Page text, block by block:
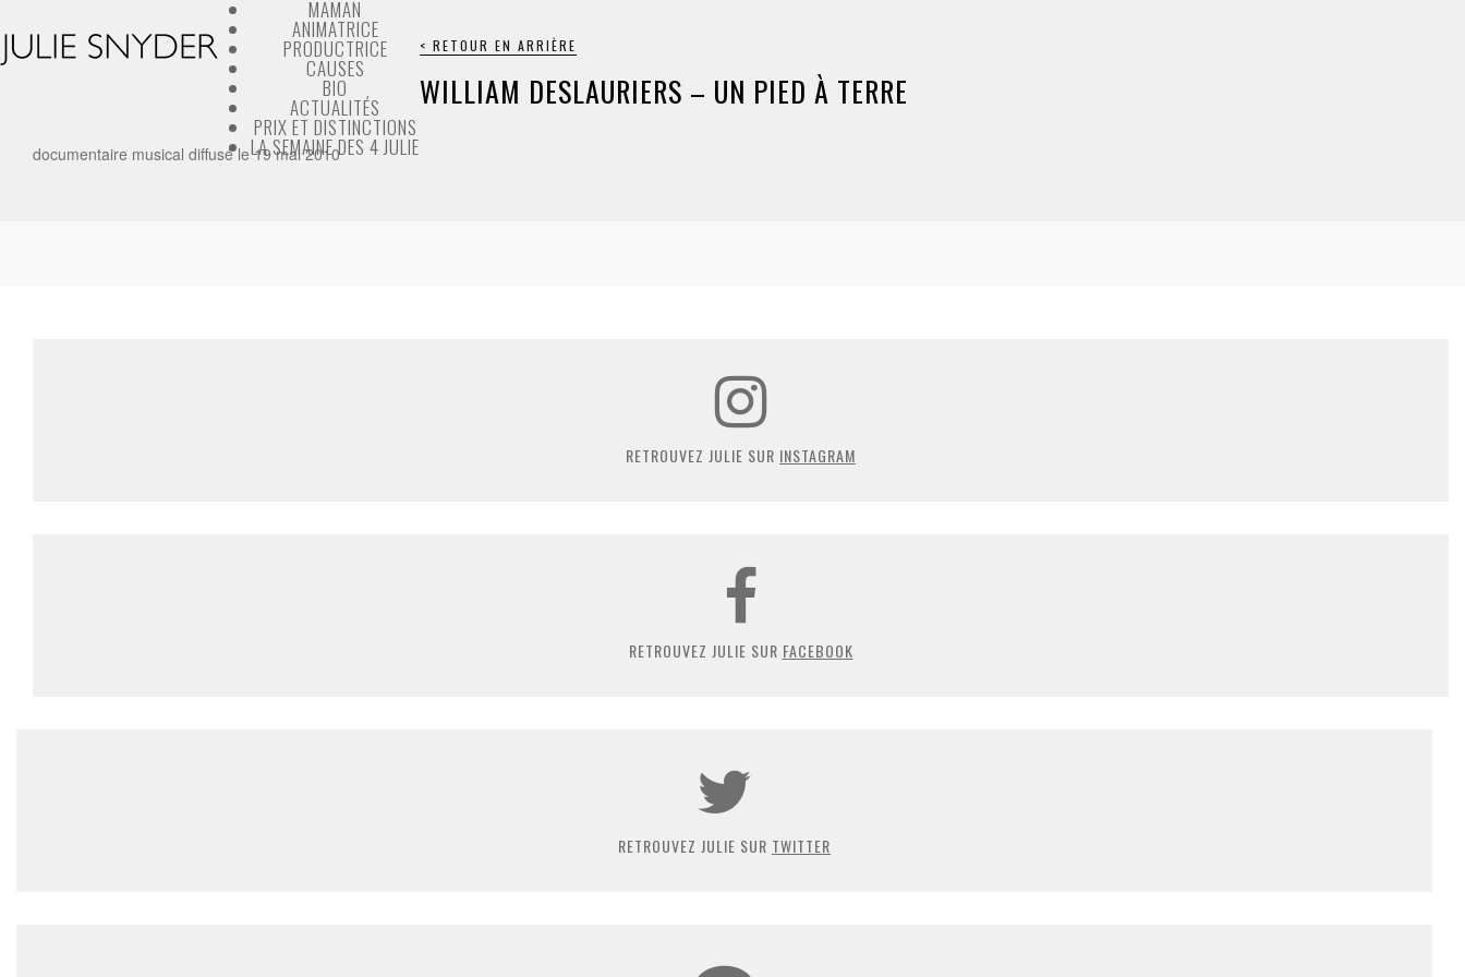
MAMAN
ANIMATRICE
PRODUCTRICE
CAUSES
BIO
ACTUALITÉS
PRIX ET DISTINCTIONS
LA SEMAINE DES 4 JULIE
< RETOUR EN ARRIÈRE
WILLIAM DESLAURIERS – UN PIED À TERRE
documentaire musical diffusé le 19 mai 2010
RETROUVEZ JULIE SUR INSTAGRAM
RETROUVEZ JULIE SUR FACEBOOK
RETROUVEZ JULIE SUR TWITTER